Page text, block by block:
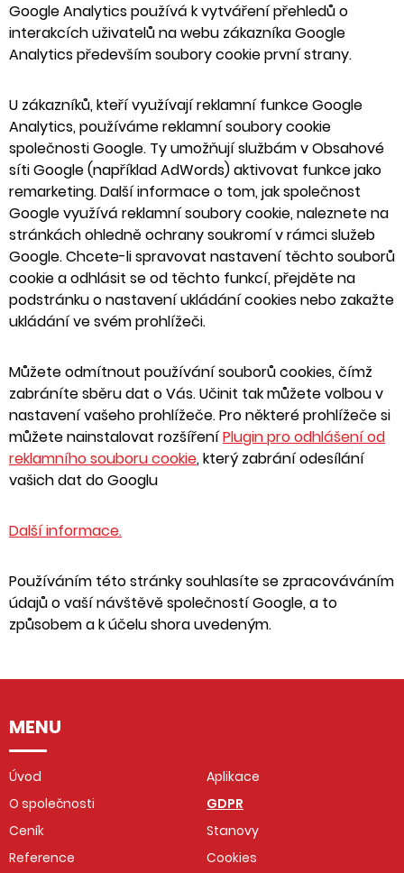
Google Analytics používá k vytváření přehledů o
interakcích uživatelů na webu zákazníka Google
Analytics především soubory cookie první strany.
U zákazníků, kteří využívají reklamní funkce Google
Analytics, používáme reklamní soubory cookie
společnosti Google. Ty umožňují službám v Obsahové
síti Google (například AdWords) aktivovat funkce jako
remarketing. Další informace o tom, jak společnost
Google využívá reklamní soubory cookie, naleznete na
stránkách ohledně ochrany soukromí v rámci služeb
Google. Chcete-li spravovat nastavení těchto souborů
cookie a odhlásit se od těchto funkcí, přejděte na
podstránku o nastavení ukládání cookies nebo zakažte
ukládání ve svém prohlížeči.
Můžete odmítnout používání souborů cookies, čímž
zabráníte sběru dat o Vás. Učinit tak můžete volbou v
nastavení vašeho prohlížeče. Pro některé prohlížeče si
můžete nainstalovat rozšířeníPlugin pro odhlášení od
reklamního souboru cookie, který zabrání odesílání
vašich dat do Googlu
Další informace.
Používáním této stránky souhlasíte se zpracováváním
údajů o vaší návštěvě společností Google, a to
způsobem a k účelu shora uvedeným.
MENU
Úvod
O společnosti
Ceník
Reference
Aplikace
GDPR
Stanovy
Cookies